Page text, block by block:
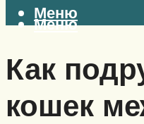
Меню
Меню
Как
кошек